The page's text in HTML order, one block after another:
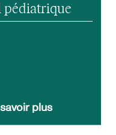
pédiatrique
plus